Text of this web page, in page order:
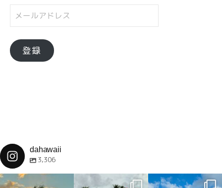
ー
ア
ド
登録
dahawaii
3,306
dahawaii dahawaii